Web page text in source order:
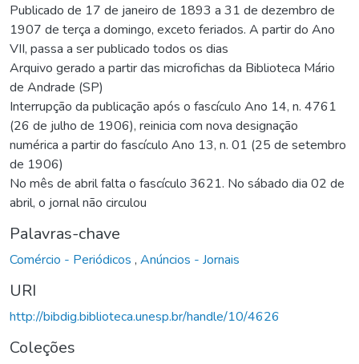
Publicado de 17 de janeiro de 1893 a 31 de dezembro de
1907 de terça a domingo, exceto feriados. A partir do Ano
VII, passa a ser publicado todos os dias
Arquivo gerado a partir das microfichas da Biblioteca Mário
de Andrade (SP)
Interrupção da publicação após o fascículo Ano 14, n. 4761
(26 de julho de 1906), reinicia com nova designação
numérica a partir do fascículo Ano 13, n. 01 (25 de setembro
de 1906)
No mês de abril falta o fascículo 3621. No sábado dia 02 de
abril, o jornal não circulou
Palavras-chave
Comércio - Periódicos , Anúncios - Jornais
URI
http://bibdig.biblioteca.unesp.br/handle/10/4626
Coleções